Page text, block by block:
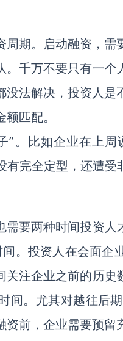
期。启动融资，需
千万不要只有一
法解决，投资人是
匹配。
”。比如企业在上
完全定型，还遭受
需要两种时间投资
。投资人在会面企
注企业之前的历
间。尤其对越往后
前，企业需要预留